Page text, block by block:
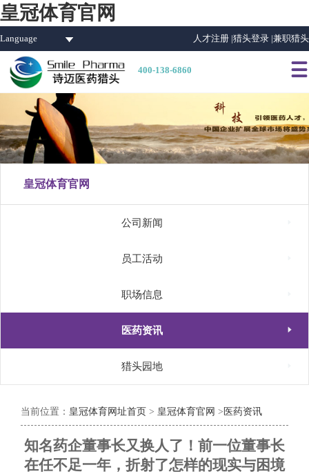
皇冠体育官网
Language 人才注册 |猎头登录 |兼职猎头
400-138-6860 
皇冠体育官网
公司新闻
员工活动
职场信息
医药资讯 
猎头园地
当前位置： 皇冠体育网址首页 > 皇冠体育官网 > 医药资讯
知名药企董事长又换人了！前一位董事长
在任不足一年，折射了怎样的现实与困境